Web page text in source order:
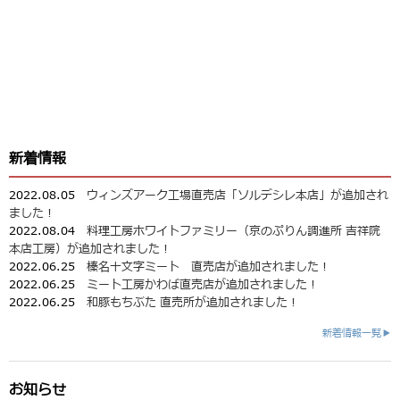
新着情報
2022.08.05 ウィンズアーク工場直売店「ソルデシレ本店」が追加され
ました！
2022.08.04 料理工房ホワイトファミリー（京のぷりん調進所 吉祥院
本店工房）が追加されました！
2022.06.25 榛名十文字ミート 直売店が追加されました！
2022.06.25 ミート工房かわば直売店が追加されました！
2022.06.25 和豚もちぶた 直売所が追加されました！
新着情報一覧▶
お知らせ